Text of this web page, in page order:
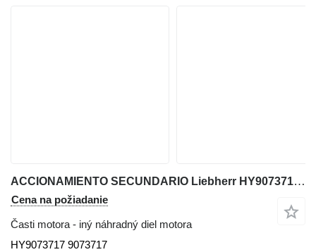
ACCIONAMIENTO SECUNDARIO Liebherr HY9073717 na terénneho žeriavu Liebherr LTM CRANES
Cena na požiadanie
Časti motora - iný náhradný diel motora
HY9073717 9073717